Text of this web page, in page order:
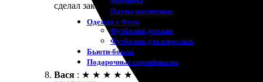
Пазлы магнитные
Одежда с Фото
Футболки детские
Футболки для взрослых
Бьюти-боксы
Подарочные сертификаты
сделал заказ. Рекомендую, обязательно вернусь!
Вася : ★ ★ ★ ★ ★